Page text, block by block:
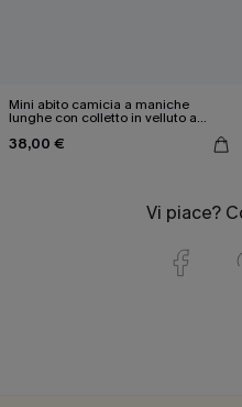
Mini abito camicia a maniche
lunghe con colletto in velluto a
38,00 €
Vi piace?